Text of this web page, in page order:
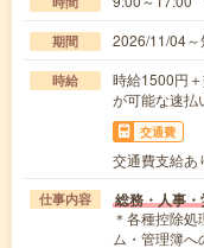
期間 2026/11/04
時給
時給1500円
が可能な速払
交通費
交通費支給あ
仕事内容 総務・人事
＊各種控除
ム・管理簿